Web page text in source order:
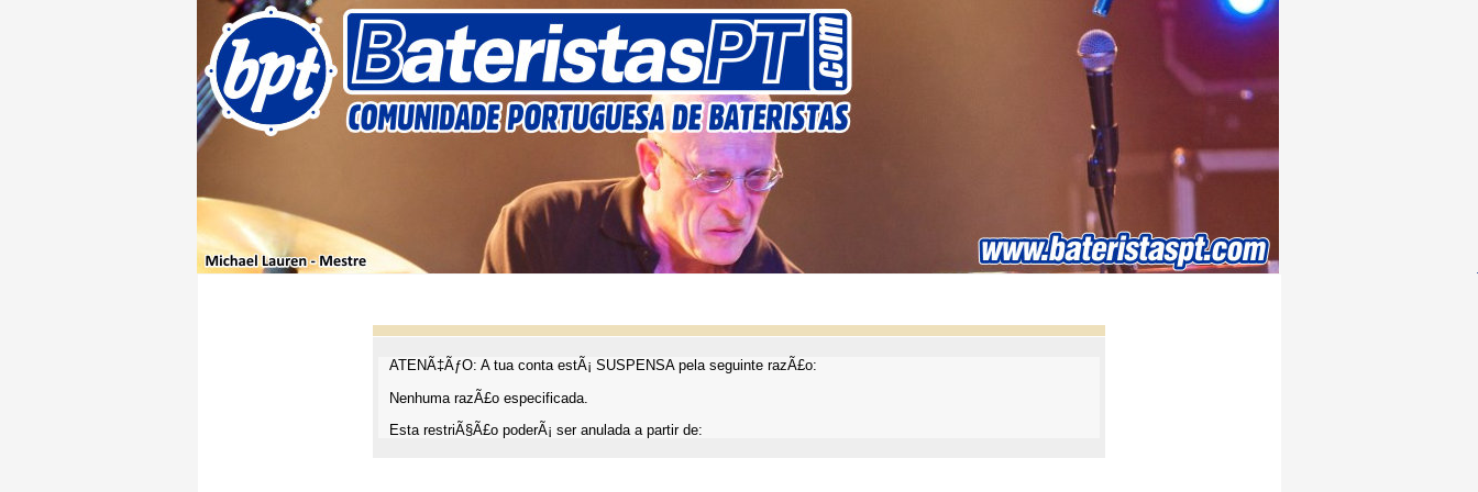
ATENÃ‡ÃƒO: A tua conta estÃ¡ SUSPENSA pela seguinte razÃ£o:
Nenhuma razÃ£o especificada.
Esta restriÃ§Ã£o poderÃ¡ ser anulada a partir de: